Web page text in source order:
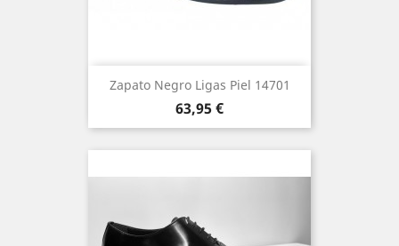
Zapato Negro Ligas Piel 14701
Precio
63,95 €